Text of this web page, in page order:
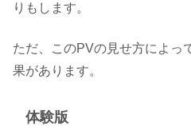
りもします。
ただ、このPVの見せ方によっ
果があります。
体験版